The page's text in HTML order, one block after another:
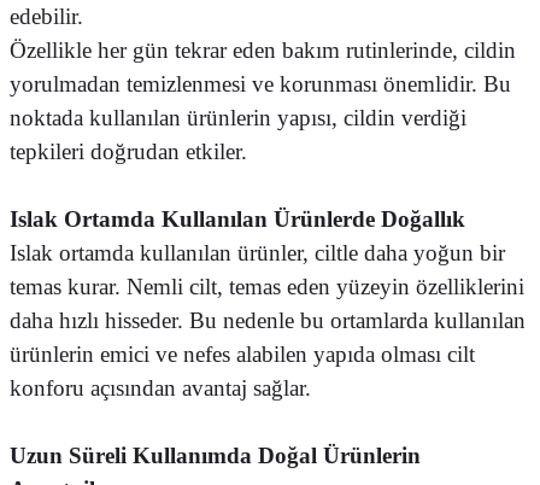
edebilir.
Özellikle her gün tekrar eden bakım rutinlerinde, cildin
yorulmadan temizlenmesi ve korunması önemlidir. Bu
noktada kullanılan ürünlerin yapısı, cildin verdiği
tepkileri doğrudan etkiler.
Islak Ortamda Kullanılan Ürünlerde Doğallık
Islak ortamda kullanılan ürünler, ciltle daha yoğun bir
temas kurar. Nemli cilt, temas eden yüzeyin özelliklerini
daha hızlı hisseder. Bu nedenle bu ortamlarda kullanılan
ürünlerin emici ve nefes alabilen yapıda olması cilt
konforu açısından avantaj sağlar.
Uzun Süreli Kullanımda Doğal Ürünlerin